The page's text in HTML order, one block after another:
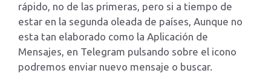
rápido, no de las primeras, pero si a tiempo de
estar en la segunda oleada de países, Aunque no
esta tan elaborado como la Aplicación de
Mensajes, en Telegram pulsando sobre el icono
podremos enviar nuevo mensaje o buscar.